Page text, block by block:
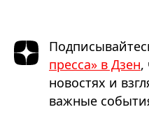
пресса» в Дзен,
новостях и
важные